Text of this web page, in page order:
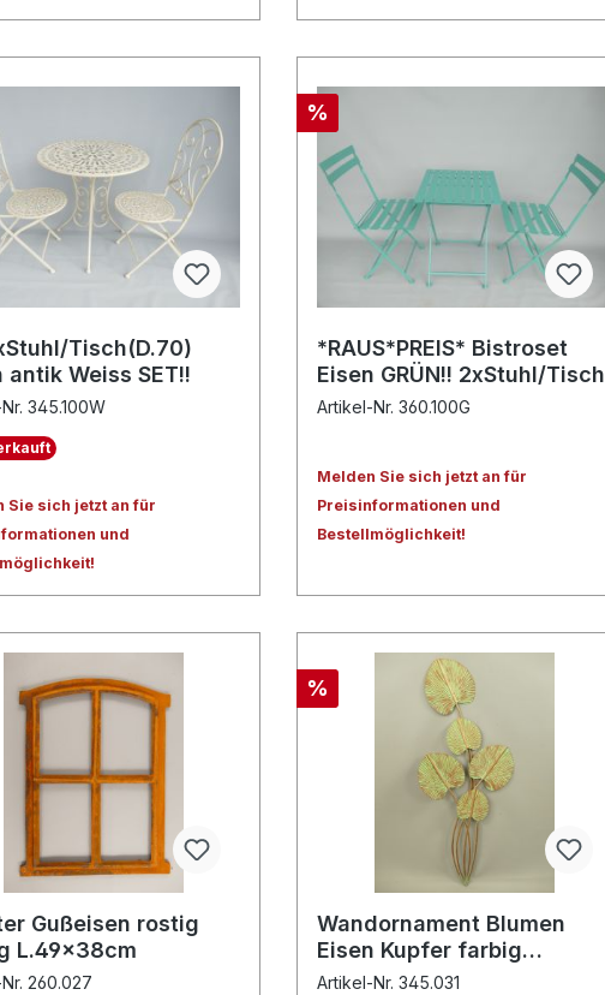
Tisch(D.70)
antik Weiss SET!!
345.100W
Sie sich jetzt an für
und
%
*RAUS*PREIS* Bistroset
Eisen GRÜN!! 2xStuhl/Tisch
Artikel-Nr. 360.100G
Melden Sie sich jetzt an für
Preisinformationen und
Bestellmöglichkeit!
Gußeisen rostig
L.49x38cm
260.027
%
Wandornament Blumen
Eisen Kupfer farbig
H.102cm
Artikel-Nr. 345.031